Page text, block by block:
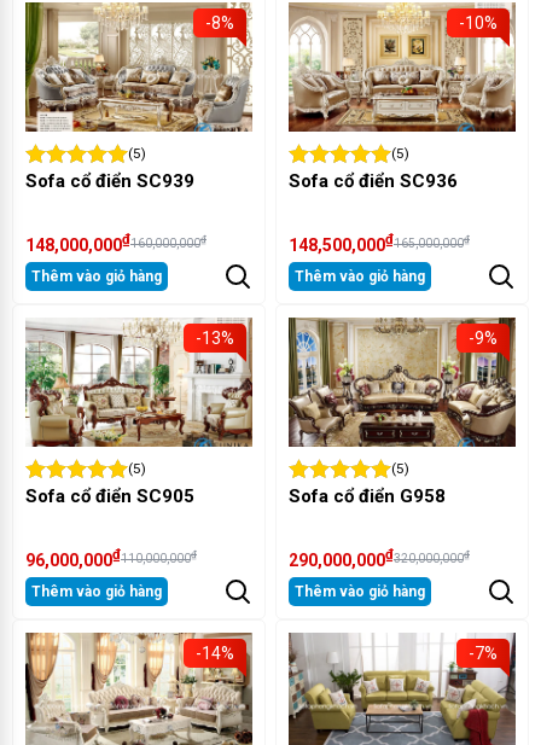
-8%
(5)
Sofa cổ điển SC939
148,000,000₫160,000,000₫
Thêm vào giỏ hàng
-10%
(5)
Sofa cổ điển SC936
148,500,000₫165,000,000₫
Thêm vào giỏ hàng
-13%
(5)
Sofa cổ điển SC905
96,000,000₫110,000,000₫
Thêm vào giỏ hàng
-9%
(5)
Sofa cổ điển G958
290,000,000₫320,000,000₫
Thêm vào giỏ hàng
-14% -7%